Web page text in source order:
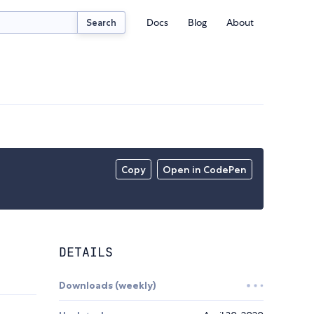
Search Docs Blog About
Copy Open in CodePen
DETAILS
Downloads (weekly)